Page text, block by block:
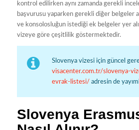
kontrol edilirken aynı zamanda gerekli
başvurusu yaparken gerekli diğer belgeler
ve konsolosluğun istediği ek belgeler yer
vizeye göre çeşitlilik göstermektedir.
Slovenya vizesi için güncel
visacenter.com.tr/slovenya-
evrak-listesi/ adresin de
Slovenya